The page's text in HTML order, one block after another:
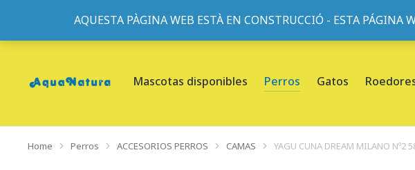
AQUESTA PÀGINA WEB ESTÀ EN CONSTRUCCIÓ - ESTA
933095977-933152057-933103463- C/ de Roger de Flor, 45, L'Eixample,
Mascotas disponibles Perros Gatos
You are here:
Home Perros ACCESORIOS PERROS CAMAS YAGU CUNA DREAM MILANO Nº2